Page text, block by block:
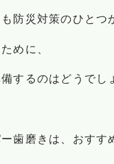
防災対策のひとつ
めに、
するのはどうでし
歯磨きは、おすす